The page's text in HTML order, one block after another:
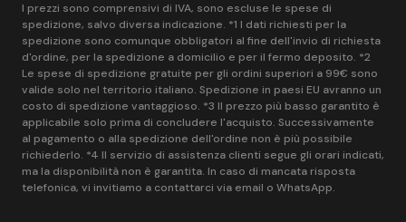
I prezzi sono comprensivi di IVA, sono escluse le spese di
spedizione, salvo diversa indicazione. *1 I dati richiesti per la
spedizione sono comunque obbligatori al fine dell'invio di richiesta
d'ordine, per la spedizione a domicilio e per il fermo deposito. *2
Le spese di spedizione gratuite per gli ordini superiori a 99€ sono
valide solo nel territorio italiano. Spedizione in paesi EU avranno un
costo di spedizione vantaggioso. *3 Il prezzo più basso garantito è
applicabile solo prima di concludere l'acquisto. Successivamente
al pagamento o alla spedizione dell'ordine non è più possibile
richiederlo. *4 Il servizio di assistenza clienti segue gli orari indicati,
ma la disponibilità non è garantita. In caso di mancata risposta
telefonica, vi invitiamo a contattarci via email o WhatsApp.